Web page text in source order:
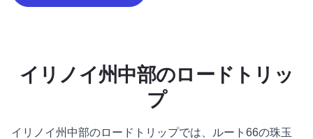
イリノイ州中部のロードトリッ
プ
イリノイ州中部のロードトリップでは、ルート66の珠玉